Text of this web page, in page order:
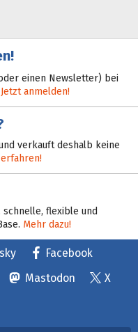
einen Newsletter) bei
Jetzt anmelden!
verkauft deshalb keine
flexible und
Mehr dazu!
Facebook
Mastodon
X